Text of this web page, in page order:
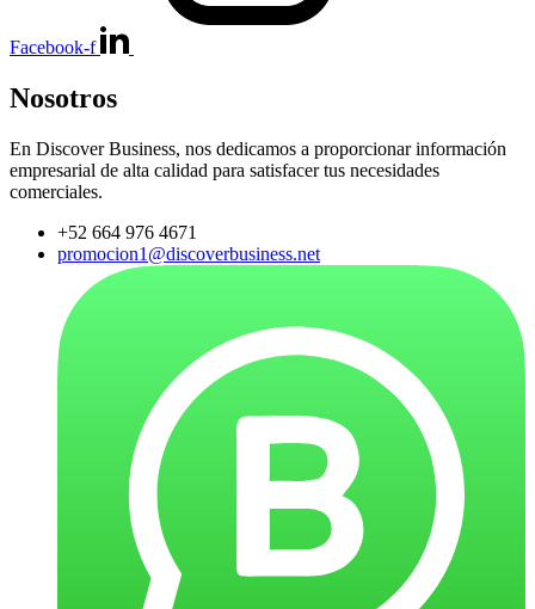
Facebook-f
Nosotros
En Discover Business, nos dedicamos a proporcionar información
empresarial de alta calidad para satisfacer tus necesidades
comerciales.
+52 664 976 4671
promocion1@discoverbusiness.net